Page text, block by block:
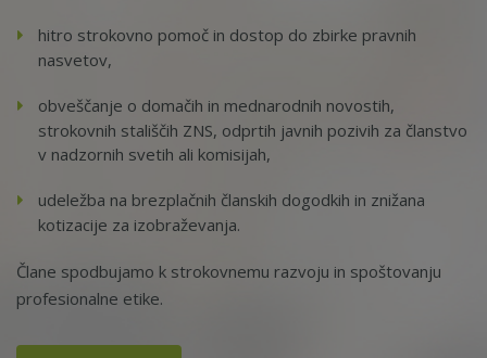
hitro strokovno pomoč in dostop do zbirke pravnih
nasvetov,
obveščanje o domačih in mednarodnih novostih,
strokovnih stališčih ZNS, odprtih javnih pozivih za članstvo
v nadzornih svetih ali komisijah,
udeležba na brezplačnih članskih dogodkih in znižana
kotizacije za izobraževanja.
Člane spodbujamo k strokovnemu razvoju in spoštovanju
profesionalne etike.